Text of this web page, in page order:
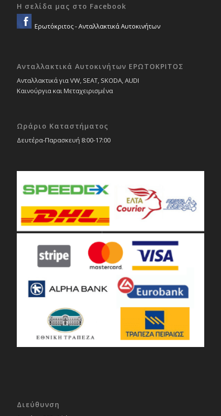
Η σελίδα μας στο Facebook
Ερωτόκριτος - Ανταλλακτικά Αυτοκινήτων
Ανταλλακτικά Αυτοκινήτων ΕΡΩΤΟΚΡΙΤΟΣ
Ανταλλακτικά για VW, SEAT, SKODA, AUDI
Καινούργια και Μεταχειρισμένα
Ωράριο Καταστήματος
Δευτέρα-Παρασκευή 8:00-17:00
Διεύθυνση